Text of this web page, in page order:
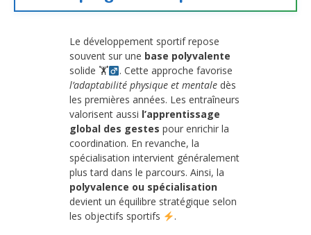
Le développement sportif repose
souvent sur une base polyvalente
solide 🏋
. Cette approche favorise
l’adaptabilité physique et mentale dès
les premières années. Les entraîneurs
valorisent aussi l’apprentissage
global des gestes pour enrichir la
coordination. En revanche, la
spécialisation intervient généralement
plus tard dans le parcours. Ainsi, la
polyvalence ou spécialisation
devient un équilibre stratégique selon
les objectifs sportifs
.